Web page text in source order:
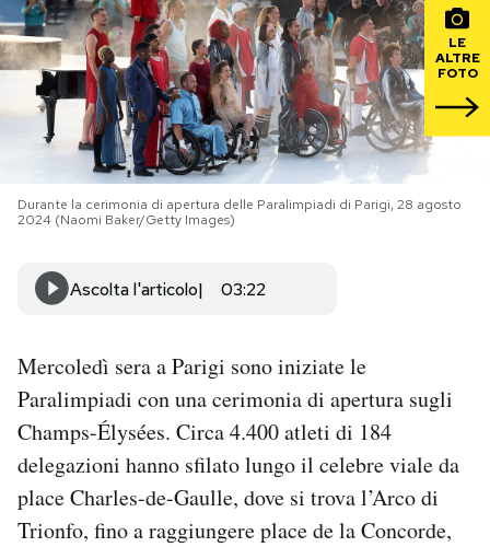
PODCAST
NEWSLETTER
I MIEI PREFERITI
AREA PERSONALE
Area Personale
Newsletter
Notifiche mobile
Regala il Post
LE
ALTRE
FOTO
Durante la cerimonia di apertura delle Paralimpiadi di Parigi, 28 agosto
2024 (Naomi Baker/Getty Images)
Ascolta l'articolo 03:22
Mercoledì sera a Parigi sono iniziate le
Paralimpiadi con una cerimonia di apertura sugli
Champs-Élysées. Circa 4.400 atleti di 184
delegazioni hanno sfilato lungo il celebre viale da
place Charles-de-Gaulle, dove si trova l’Arco di
Trionfo, fino a raggiungere place de la Concorde,